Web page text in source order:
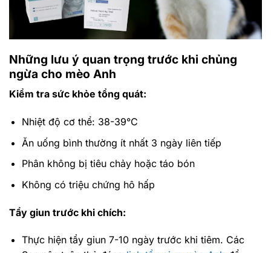
Những lưu ý quan trọng trước khi chủng
ngừa cho mèo Anh
Kiểm tra sức khỏe tổng quát:
Nhiệt độ cơ thể: 38-39°C
Ăn uống bình thường ít nhất 3 ngày liên tiếp
Phân không bị tiêu chảy hoặc táo bón
Không có triệu chứng hô hấp
Tẩy giun trước khi chích:
Thực hiện tẩy giun 7-10 ngày trước khi tiêm. Các